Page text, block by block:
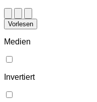
Vorlesen
Medien
Invertiert